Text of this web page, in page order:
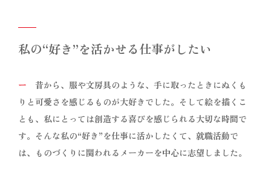
私の“好き”を活かせる仕事がしたい
ー 昔から、服や文房具のような、手に取ったときにぬくも
りと可愛さを感じるものが大好きでした。そして絵を描くこ
とも、私にとっては創造する喜びを感じられる大切な時間で
す。そんな私の“好き”を仕事に活かしたくて、就職活動で
は、ものづくりに関われるメーカーを中心に志望しました。